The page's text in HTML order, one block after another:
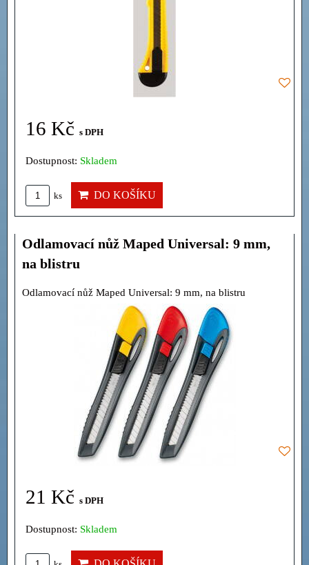
16 Kč s DPH
Dostupnost: Skladem
ks DO KOŠÍKU
Odlamovací nůž Maped Universal: 9 mm,
na blistru
Odlamovací nůž Maped Universal: 9 mm, na blistru
21 Kč s DPH
Dostupnost: Skladem